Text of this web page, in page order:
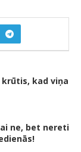
kad viņa
ne, bet nereti